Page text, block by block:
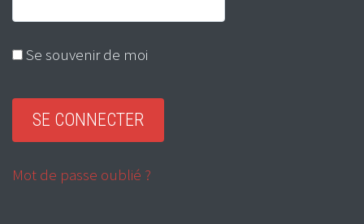
Se souvenir de moi
Mot de passe oublié ?